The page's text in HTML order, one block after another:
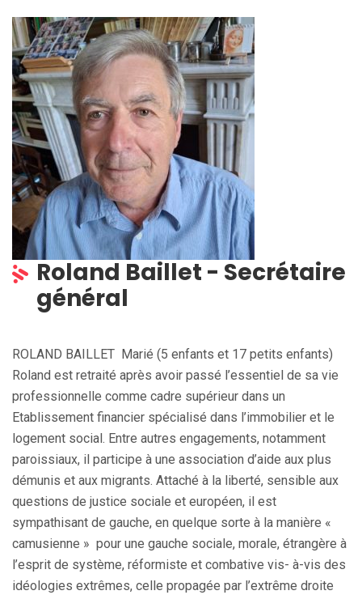
Roland Baillet - Secrétaire
général
ROLAND BAILLET Marié (5 enfants et 17 petits enfants)
Roland est retraité après avoir passé l’essentiel de sa vie
professionnelle comme cadre supérieur dans un
Etablissement financier spécialisé dans l’immobilier et le
logement social. Entre autres engagements, notamment
paroissiaux, il participe à une association d’aide aux plus
démunis et aux migrants. Attaché à la liberté, sensible aux
questions de justice sociale et européen, il est
sympathisant de gauche, en quelque sorte à la manière «
camusienne » pour une gauche sociale, morale, étrangère à
l’esprit de système, réformiste et combative vis- à-vis des
idéologies extrêmes, celle propagée par l’extrême droite